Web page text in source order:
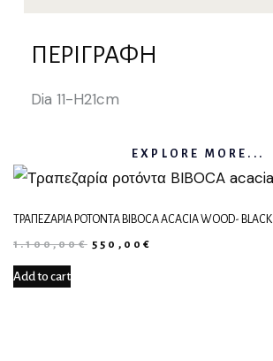
ΠΕΡΙΓΡΑΦΉ
Dia 11-H21cm
EXPLORE MORE...
ΤΡΑΠΕΖΑΡΊΑ ΡΟΤΌΝΤΑ BIBOCA ACACIA WOOD- BLACK
1.100,00€ 550,00€
Add to cart